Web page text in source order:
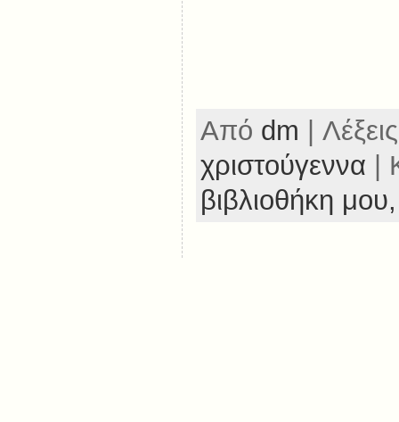
Από dm |
χριστούγεννα |
βιβλιοθήκη